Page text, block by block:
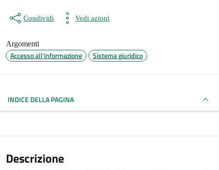
Condividi Vedi azioni
Argomenti
Accesso all'informazione Sistema giuridico
INDICE DELLA PAGINA
Descrizione